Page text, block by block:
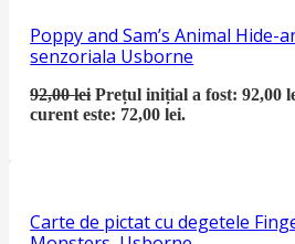
Poppy and Sam’s Animal Hide-
senzoriala Usborne
92,00lei Prețul inițial a fost: 92,00
curent este: 72,00 lei.
Carte de pictat cu degetele